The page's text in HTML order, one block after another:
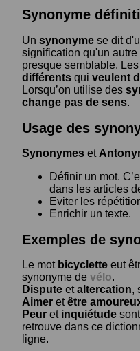
Synonyme
Un synonyme se dit
signification qu'un
presque semblable. Les
différents qui veulent
Lorsqu’on utilise des
change pas de sens.
Usage des
Synonymes et
Définir un mot.
dans les articles
Eviter les
Enrichir un texte.
Exemples de
Le mot bicyclette eut
synonyme de vélo.
Dispute etaltercation,
Aimer etêtre
Peur et inquiétude
retrouve dans ce
ligne.